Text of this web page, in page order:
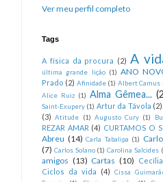
Ver meu perfil completo
Tags
A física da procura (2) A
última grande lição (1) ANO
Prado (2) Afinidade (1) Albert Camus
Alice Ruiz (1) Alma Gêmea...
Saint-Exupery (1) Artur da Távola (2)
(3) Atitude (1) Augusto Cury (1)
REZAR AMAR (4) CURTAMOS O
Abreu (14) Carla Tabalipa (1)
(7) Carlos Solano (1) Carolina Salcides
amigos (13) Cartas (10)
Ciclos da vida
(4) Cissa